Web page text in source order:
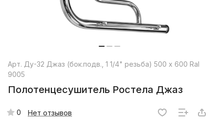
Арт. Ду-32 Джаз (бок.подв., 1 1/4" резьба) 500 x 600 Ral
9005
Полотенцесушитель Ростела Джаз
0 Нет отзывов